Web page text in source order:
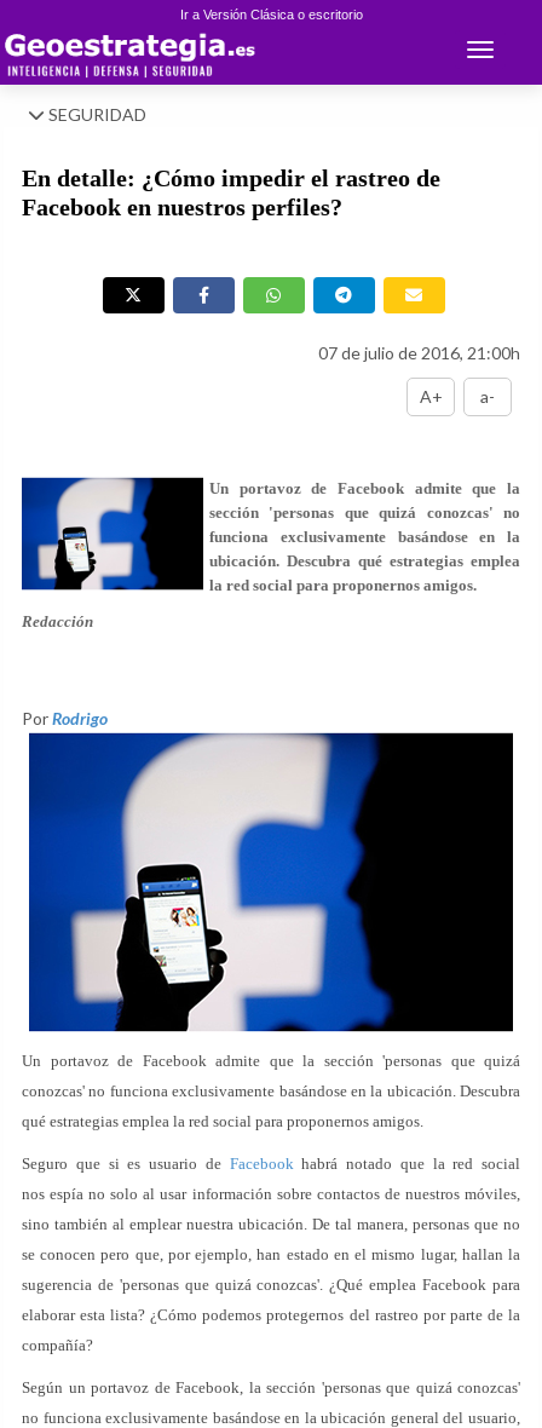
Ir a Versión Clásica o escritorio
Toggle
SEGURIDAD
En detalle: ¿Cómo impedir el rastreo de
Facebook en nuestros perfiles?
07 de julio de 2016, 21:00h
A+ a-
Un portavoz de Facebook admite que la
sección 'personas que quizá conozcas' no
funciona exclusivamente basándose en la
ubicación. Descubra qué estrategias emplea
la red social para proponernos amigos.
Redacción
PorRodrigo
Un portavoz de Facebook admite que la sección 'personas que quizá
conozcas' no funciona exclusivamente basándose en la ubicación. Descubra
qué estrategias emplea la red social para proponernos amigos.
Seguro que si es usuario de Facebookhabrá notado que la red social
nos espía no solo al usar información sobre contactos de nuestros móviles,
sino también al emplear nuestra ubicación. De tal manera, personas que no
se conocen pero que, por ejemplo, han estado en el mismo lugar, hallan la
sugerencia de 'personas que quizá conozcas'. ¿Qué emplea Facebook para
elaborar esta lista? ¿Cómo podemos protegernos del rastreo por parte de la
compañía?
Según un portavoz de Facebook, la sección 'personas que quizá conozcas'
no funciona exclusivamente basándose en la ubicación general del usuario,